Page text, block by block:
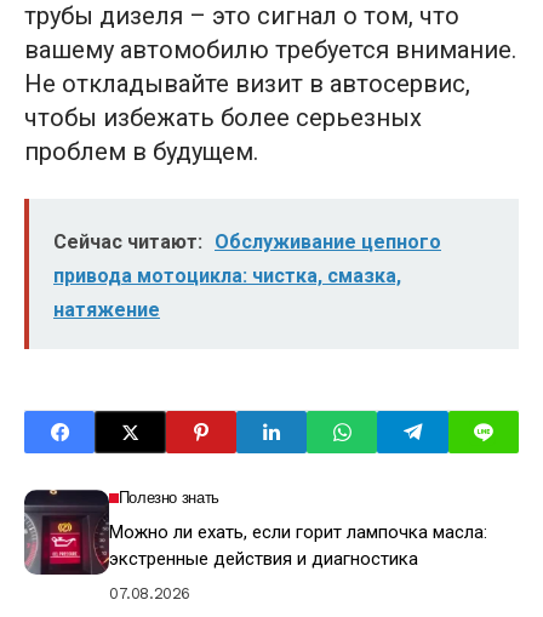
трубы дизеля – это сигнал о том, что
вашему автомобилю требуется внимание.
Не откладывайте визит в автосервис,
чтобы избежать более серьезных
проблем в будущем.
Сейчас читают:
Обслуживание цепного
привода мотоцикла: чистка, смазка,
натяжение
Полезно знать
Можно ли ехать, если горит лампочка масла:
экстренные действия и диагностика
07.08.2026